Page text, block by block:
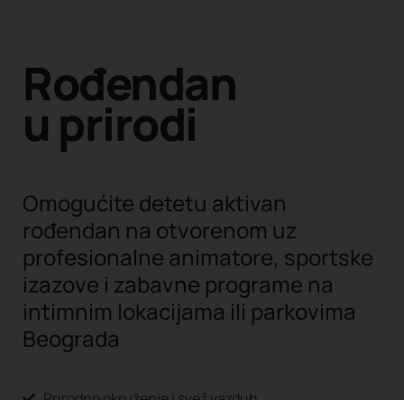
Rođendan
u prirodi
Omogućite detetu aktivan
rođendan na otvorenom uz
profesionalne animatore, sportske
izazove i zabavne programe na
intimnim lokacijama ili parkovima
Beograda